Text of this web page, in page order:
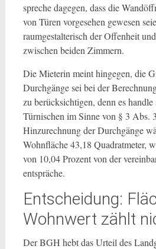
spreche dagegen, dass die
von Türen vorgesehen gewesen
raumgestalterisch der Offenheit
zwischen beiden Zimmern.
Die Mieterin meint hingegen, die
Durchgänge sei bei der
zu berücksichtigen, denn es
Türnischen im Sinne von § 3 Abs.
Hinzurechnung der Durchgänge
Wohnfläche 43,18 Quadratmeter,
von 10,04 Prozent von der
entspräche.
Entscheidung:
Wohnwert zählt
Der BGH hebt das Urteil des